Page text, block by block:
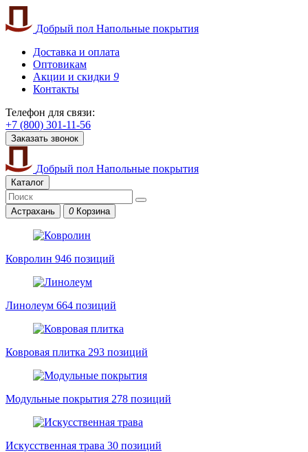
Добрый пол Напольные покрытия
Доставка и оплата
Оптовикам
Акции и скидки 9
Контакты
Телефон для связи:
+7 (800) 301-11-56
Заказать звонок
Добрый пол Напольные покрытия
Каталог
Астрахань 0 Корзина
Ковролин 946 позиций
Линолеум 664 позиций
Ковровая плитка 293 позиций
Модульные покрытия 278 позиций
Искусственная трава 30 позиций